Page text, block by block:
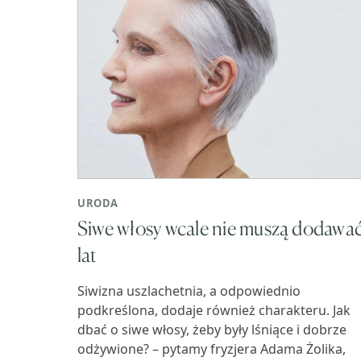
URODA
Siwe włosy wcale nie muszą
lat
Siwizna uszlachetnia, a odpowiednio
podkreślona, dodaje również charakteru. Jak
dbać o siwe włosy, żeby były lśniące i dobrze
odżywione? – pytamy fryzjera Adama Żolika,